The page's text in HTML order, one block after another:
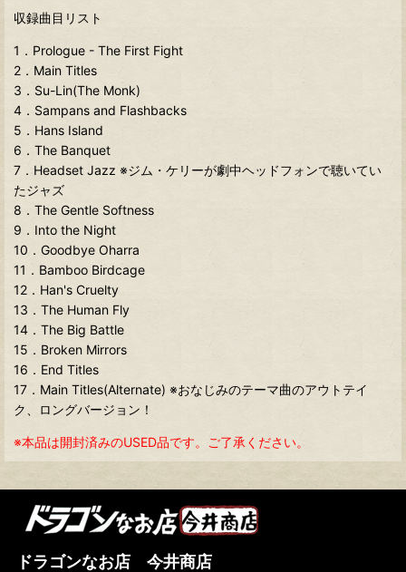
収録曲目リスト
1．Prologue - The First Fight
2．Main Titles
3．Su-Lin(The Monk)
4．Sampans and Flashbacks
5．Hans Island
6．The Banquet
7．Headset Jazz ※ジム・ケリーが劇中ヘッドフォンで聴いてい
たジャズ
8．The Gentle Softness
9．Into the Night
10．Goodbye Oharra
11．Bamboo Birdcage
12．Han's Cruelty
13．The Human Fly
14．The Big Battle
15．Broken Mirrors
16．End Titles
17．Main Titles(Alternate) ※おなじみのテーマ曲のアウトテイ
ク、ロングバージョン！
※本品は開封済みのUSED品です。ご了承ください。
ドラゴンなお店 今井商店